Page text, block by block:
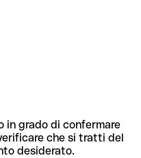
in grado di confermare
che si tratti del
desiderato.